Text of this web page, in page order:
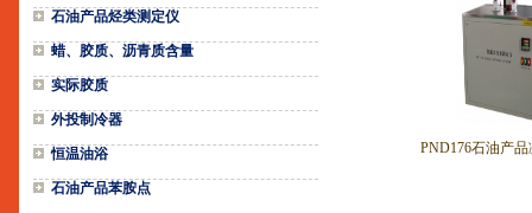
石油产品烃类测定仪
蜡、胶质、沥青质含量
实际胶质
外投制冷器
恒温油浴
石油产品苯胺点
PND176石油产